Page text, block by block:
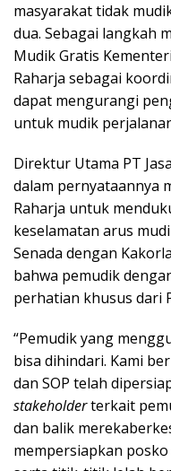
masyarakat tidak
dua. Sebagai langkah
Mudik Gratis
Raharja sebagai
dapat mengurangi
untuk mudik
Direktur Utama PT
dalam pernyataannya
Raharja untuk
keselamatan arus
Senada dengan
bahwa pemudik
perhatian khusus dari
“Pemudik yang
bisa dihindari. Kami
dan SOP telah
stakeholderterkait
dan balik
mempersiapkan